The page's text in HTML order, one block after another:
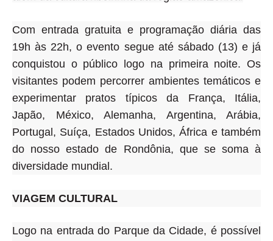
Com entrada gratuita e programação diária das
19h às 22h, o evento segue até sábado (13) e já
conquistou o público logo na primeira noite. Os
visitantes podem percorrer ambientes temáticos e
experimentar pratos típicos da França, Itália,
Japão, México, Alemanha, Argentina, Arábia,
Portugal, Suíça, Estados Unidos, África e também
do nosso estado de Rondônia, que se soma à
diversidade mundial.
VIAGEM CULTURAL
Logo na entrada do Parque da Cidade, é possível